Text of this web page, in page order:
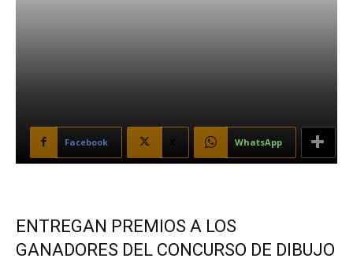
Facebook WhatsApp
ENTREGAN PREMIOS A LOS
GANADORES DEL CONCURSO DE DIBUJO